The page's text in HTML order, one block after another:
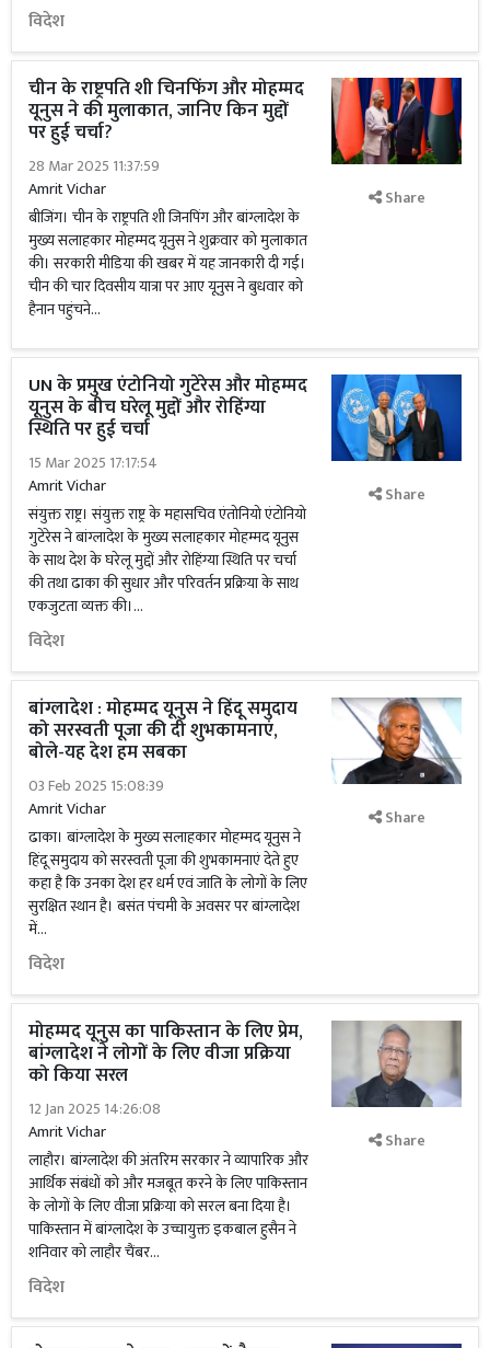
विदेश
चीन के राष्ट्रपति शी चिनफिंग और मोहम्मद
यूनुस ने की मुलाकात, जानिए किन मुद्दों
पर हुई चर्चा?
28 Mar 2025 11:37:59
Amrit Vichar
बीजिंग। चीन के राष्ट्रपति शी जिनपिंग और बांग्लादेश के
मुख्य सलाहकार मोहम्मद यूनुस ने शुक्रवार को मुलाकात
की। सरकारी मीडिया की खबर में यह जानकारी दी गई।
चीन की चार दिवसीय यात्रा पर आए यूनुस ने बुधवार को
हैनान पहुंचने...
Share
UN के प्रमुख एंटोनियो गुटेरेस और मोहम्मद
यूनुस के बीच घरेलू मुद्दों और रोहिंग्या
स्थिति पर हुई चर्चा
15 Mar 2025 17:17:54
Amrit Vichar
संयुक्त राष्ट्र। संयुक्त राष्ट्र के महासचिव एंतोनियो एंटोनियो
गुटेरेस ने बांग्लादेश के मुख्य सलाहकार मोहम्मद यूनुस
के साथ देश के घरेलू मुद्दों और रोहिंग्या स्थिति पर चर्चा
की तथा ढाका की सुधार और परिवर्तन प्रक्रिया के साथ
एकजुटता व्यक्त की।...
विदेश
Share
बांग्लादेश : मोहम्मद यूनुस ने हिंदू समुदाय
को सरस्वती पूजा की दी शुभकामनाएं,
बोले-यह देश हम सबका
03 Feb 2025 15:08:39
Amrit Vichar
ढाका। बांग्लादेश के मुख्य सलाहकार मोहम्मद यूनुस ने
हिंदू समुदाय को सरस्वती पूजा की शुभकामनाएं देते हुए
कहा है कि उनका देश हर धर्म एवं जाति के लोगों के लिए
सुरक्षित स्थान है। बसंत पंचमी के अवसर पर बांग्लादेश
में...
विदेश
Share
मोहम्मद यूनुस का पाकिस्तान के लिए प्रेम,
बांग्लादेश ने लोगों के लिए वीजा प्रक्रिया
को किया सरल
12 Jan 2025 14:26:08
Amrit Vichar
लाहौर। बांग्लादेश की अंतरिम सरकार ने व्यापारिक और
आर्थिक संबंधों को और मजबूत करने के लिए पाकिस्तान
के लोगों के लिए वीजा प्रक्रिया को सरल बना दिया है।
पाकिस्तान में बांग्लादेश के उच्चायुक्त इकबाल हुसैन ने
शनिवार को लाहौर चैंबर...
विदेश
Share